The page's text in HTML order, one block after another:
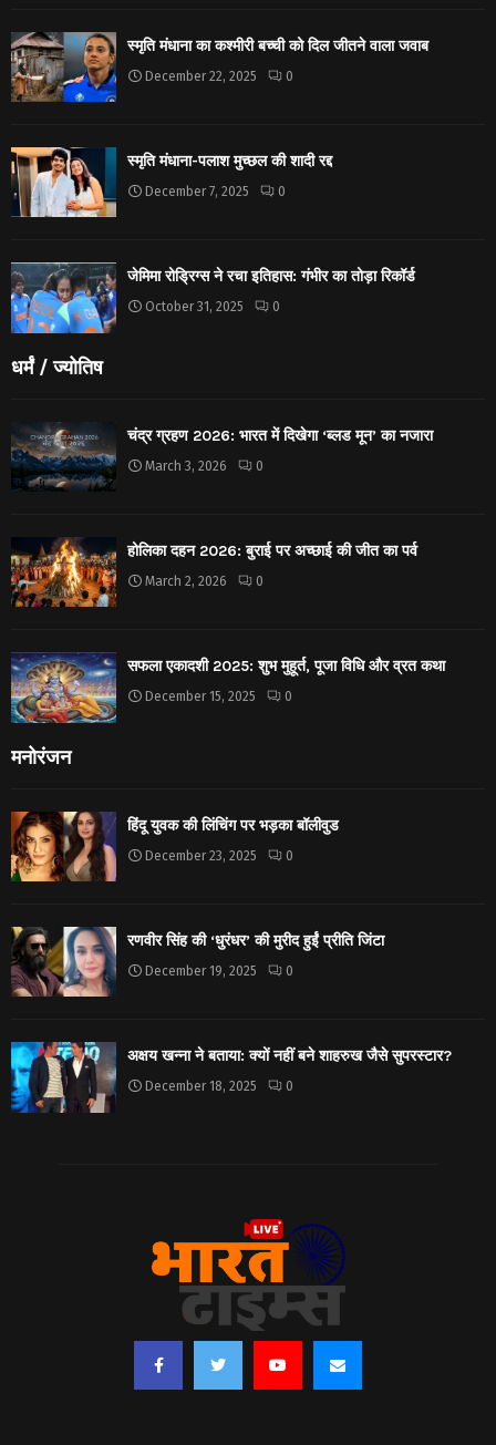
स्मृति मंधाना का कश्मीरी बच्ची को दिल जीतने वाला जवाब
December 22, 2025 0
स्मृति मंधाना-पलाश मुच्छल की शादी रद्द
December 7, 2025 0
जेमिमा रोड्रिग्स ने रचा इतिहास: गंभीर का तोड़ा रिकॉर्ड
October 31, 2025 0
धर्मं / ज्योतिष
चंद्र ग्रहण 2026: भारत में दिखेगा ‘ब्लड मून’ का नजारा
March 3, 2026 0
होलिका दहन 2026: बुराई पर अच्छाई की जीत का पर्व
March 2, 2026 0
सफला एकादशी 2025: शुभ मुहूर्त, पूजा विधि और व्रत कथा
December 15, 2025 0
मनोरंजन
हिंदू युवक की लिंचिंग पर भड़का बॉलीवुड
December 23, 2025 0
रणवीर सिंह की ‘धुरंधर’ की मुरीद हुईं प्रीति जिंटा
December 19, 2025 0
अक्षय खन्ना ने बताया: क्यों नहीं बने शाहरुख जैसे सुपरस्टार?
December 18, 2025 0